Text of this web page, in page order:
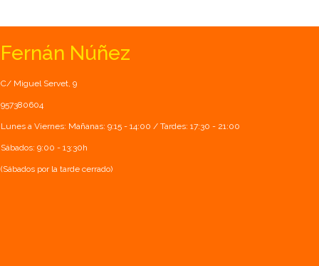
Fernán Núñez
C/ Miguel Servet, 9
957380604
Lunes a Viernes: Mañanas: 9:15 - 14:00 / Tardes: 17:30 - 21:00
Sábados: 9:00 - 13:30h
(Sábados por la tarde cerrado)